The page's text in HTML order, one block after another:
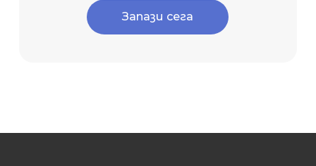
Запази сега